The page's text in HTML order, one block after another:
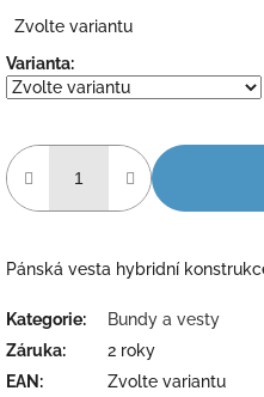
cena:
Zvolte variantu
Varianta:
Pánská vesta hybridní
Kategorie:
Bundy a vesty
Záruka:
2 roky
EAN :
Zvolte variantu